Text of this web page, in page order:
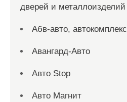
дверей и металлоизделий
Абв-авто, автокомплекс
Авангард-Авто
Авто Stop
Авто Магнит